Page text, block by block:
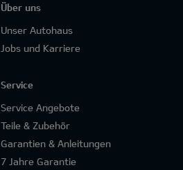
Über uns
Unser Autohaus
Jobs und Karriere
Service
Service Angebote
Teile & Zubehör
Garantien & Anleitungen
7 Jahre Garantie